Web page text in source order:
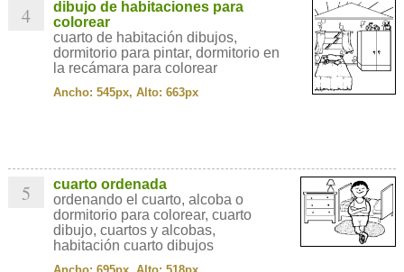
4
dibujo de habitaciones para
colorear
cuarto de habitación dibujos,
dormitorio para pintar, dormitorio en
la recámara para colorear
Ancho: 545px, Alto: 663px
5
cuarto ordenada
ordenando el cuarto, alcoba o
dormitorio para colorear, cuarto
dibujo, cuartos y alcobas,
habitación cuarto dibujos